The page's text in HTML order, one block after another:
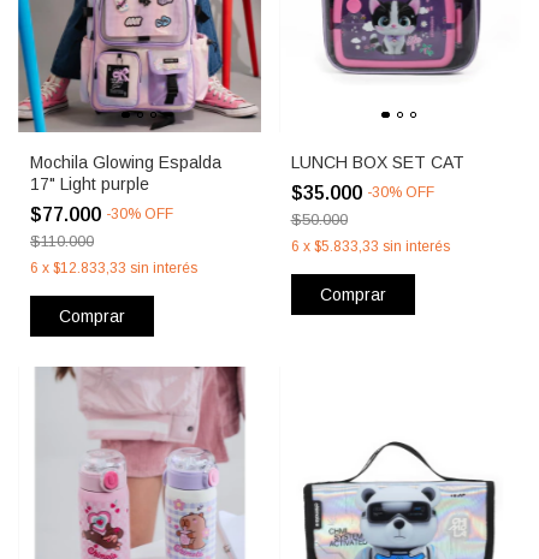
Mochila Glowing Espalda
17" Light purple
$77.000 -30% OFF
$110.000
6 x $12.833,33 sin interés
Comprar
LUNCH BOX SET CAT
$35.000 -30% OFF
$50.000
6 x $5.833,33 sin interés
Comprar